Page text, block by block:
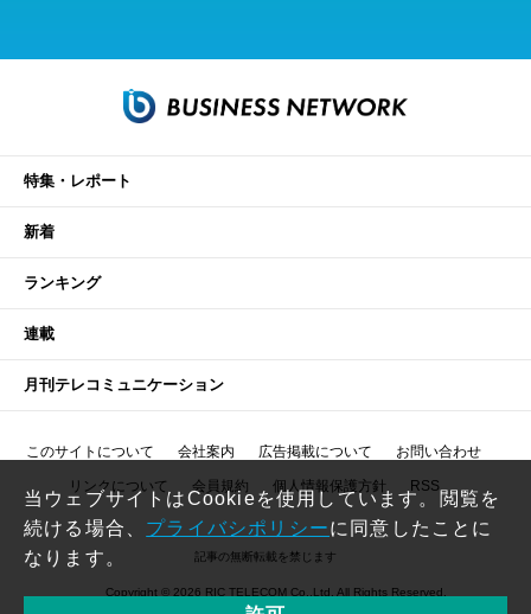
特集・レポート
新着
ランキング
連載
月刊テレコミュニケーション
このサイトについて 会社案内 広告掲載について お問い合わせ
リンクについて 会員規約 個人情報保護方針 RSS
記事の無断転載を禁じます
Copyright © 2026 RIC TELECOM Co.,Ltd. All Rights Reserved.
当ウェブサイトはCookieを使用しています。閲覧を
続ける場合、 プライバシポリシーに同意したことに
なります。